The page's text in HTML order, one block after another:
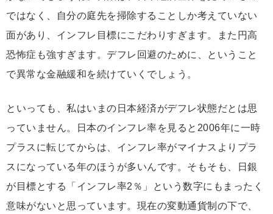
ではなく、自分の庭先を掃除することしか考えていない
面があり、インフレ目標にこだわりすぎます。また円高
恐怖症も強すぎます。デフレ回避のために、ということ
で異常な金融緩和を続けていくでしょう。
といっても、私はいまの日本経済がデフレ状態だとは思
っていません。日本のインフレ率を見ると2006年に一時
プラスに転じてからは、インフレ率がマイナスよりプラ
スになっている年のほうが多いんです。そもそも、日銀
が目標とする「インフレ率2％」という数字にもまったく
意味がないと思っています。現在の変動通貨制の下で、